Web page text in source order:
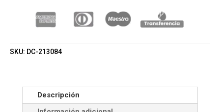
280+REGALO
(DISNEY)
CANTIDAD
SKU: DC-213084
Descripción